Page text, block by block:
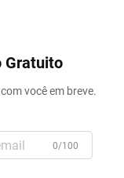
Comerciais
Gratuito
você em breve.
0/100